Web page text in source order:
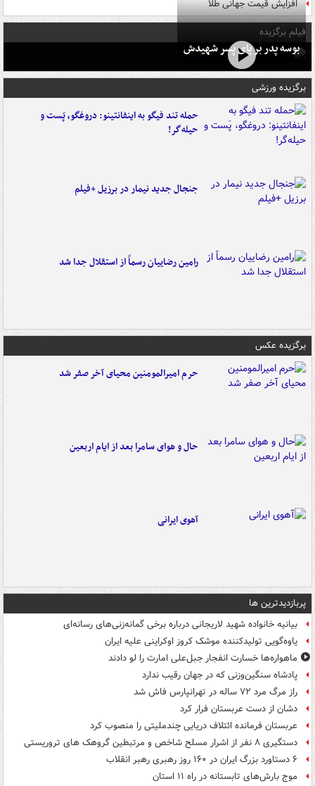
افزایش قیمت جهانی طلا
فیلم برگزیده
بوسه‌ پدر بر پای پسر شهیدش
برگزیده ورزشی
حمله تند فیگو به اینفانتینو: دروغگو، پَست‌ و
حیله‌گر!
جنجال جدید نیمار در برزیل +فیلم
رامین رضاییان رسماً از استقلال جدا شد
برگزیده عکس
حرم امیرالمومنین محیای آخر صفر شد
حال و هوای سامرا بعد از ایام اربعین
آهوی ایرانی
پربازدیدترین ها
بیانیه خانواده شهید لاریجانی درباره برخی گمانه‌زنی‌های رسانه‌ای
یاوه‌گویی تولیدکننده موشک کروز اوکراینی علیه ایران
ماهواره‌ها خسارت انفجار جبل‌علی امارت را لو دادند
پادشاه سنگین‌وزنی که در جهان رقیب ندارد
راز مرگ مرد ۷۲ ساله در تهرانپارس فاش شد
دشان از دست عربستان فرار کرد
عربستان فرمانده ائتلاف دریایی چندملیتی را منصوب کرد
دستگیری ۸ نفر از اشرار مسلح شاخص و مرتبطین گروهک های تروریستی
۶ دستاورد بزرگ ایران در ۱۶۰ روز رهبری رهبر انقلاب
موج بارش‌های تابستانه در راه ۱۱ استان